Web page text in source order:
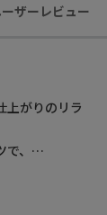
ザーレビュー
上がりのリラ
、